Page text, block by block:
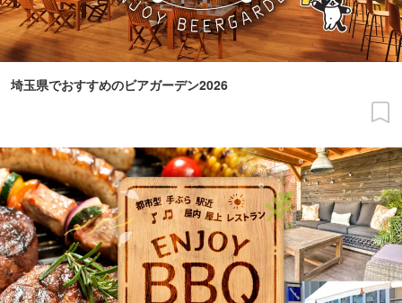
埼玉県でおすすめのビアガーデン2026